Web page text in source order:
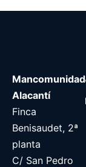
Mancomunidad
Alacantí
Finca
Benisaudet, 2ª
planta
C/ San Pedro